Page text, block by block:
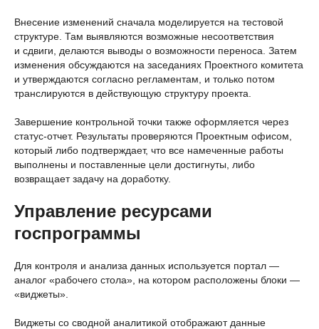
Внесение изменений сначала моделируется на тестовой
структуре. Там выявляются возможные несоответствия
и сдвиги, делаются выводы о возможности переноса. Затем
изменения обсуждаются на заседаниях Проектного комитета
и утверждаются согласно регламентам, и только потом
транслируются в действующую структуру проекта.
Завершение контрольной точки также оформляется через
статус-отчет. Результаты проверяются Проектным офисом,
который либо подтверждает, что все намеченные работы
выполнены и поставленные цели достигнуты, либо
возвращает задачу на доработку.
Управление ресурсами
госпрограммы
Для контроля и анализа данных используется портал —
аналог «рабочего стола», на котором расположены блоки —
«виджеты».
Виджеты со сводной аналитикой отображают данные